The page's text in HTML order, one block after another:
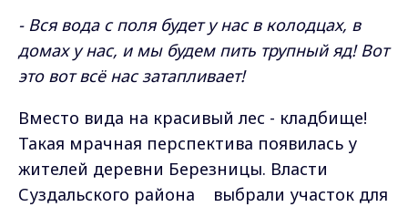
- Вся вода с поля будет у нас в колодцах, в
домах у нас, и мы будем пить трупный яд! Вот
это вот всё нас затапливает!
Вместо вида на красивый лес - кладбище!
Такая мрачная перспектива появилась у
жителей деревни Березницы. Власти
Суздальского района выбрали участок для